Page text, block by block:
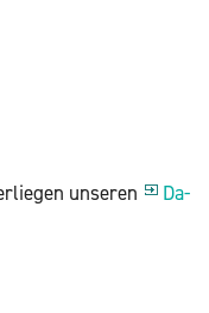
un­se­ren
Da­